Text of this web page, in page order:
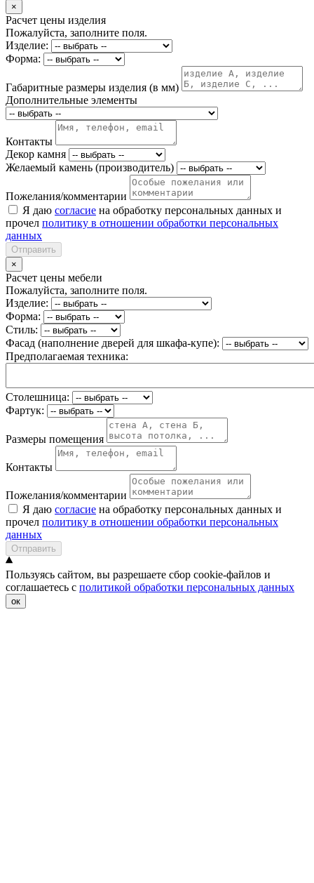
×
Расчет цены изделия
Пожалуйста, заполните поля.
Изделие:
Форма:
Габаритные размеры изделия (в мм)
Дополнительные элементы
Контакты
Декор камня
Желаемый камень (производитель)
Пожелания/комментарии
Я даю согласие на обработку персональных данных и
прочел политику в отношении обработки персональных
данных
Отправить
×
Расчет цены мебели
Пожалуйста, заполните поля.
Изделие:
Форма:
Стиль:
Фасад (наполнение дверей для шкафа-купе):
Предполагаемая техника:
Столешница:
Фартук:
Размеры помещения
Контакты
Пожелания/комментарии
Я даю согласие на обработку персональных данных и
прочел политику в отношении обработки персональных
данных
Отправить
Пользуясь сайтом, вы разрешаете сбор cookie-файлов и
соглашаетесь с политикой обработки персональных данных
ок